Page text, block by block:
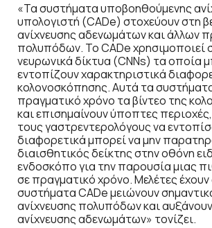
«Τα συστήματα υποβοηθούμενης
υπολογιστή (CADe) στοχεύουν στη
ανίχνευσης αδενωμάτων και άλλων
πολυπόδων. Το CADe χρησιμοποιεί
νευρωνικά δίκτυα (CNNs) τα οποία
εντοπίζουν χαρακτηριστικά
κολονοσκόπησης. Αυτά τα
πραγματικό χρόνο τα βίντεο της
και επισημαίνουν ύποπτες
τους γαστρεντερολόγους να
διαφορετικά μπορεί να μην
διαισθητικός δείκτης στην οθόνη
ενδοσκόπο για την παρουσία μιας
σε πραγματικό χρόνο. Μελέτες έχουν
συστήματα CADe μειώνουν
ανίχνευσης πολυπόδων και
ανίχνευσης αδενωμάτων» τονίζει.